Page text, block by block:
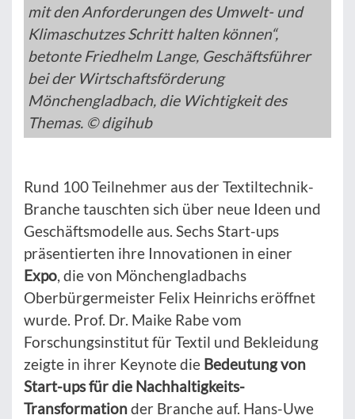
mit den Anforderungen des Umwelt- und
Klimaschutzes Schritt halten können“,
betonte Friedhelm Lange, Geschäftsführer
bei der Wirtschaftsförderung
Mönchengladbach, die Wichtigkeit des
Themas. © digihub
Rund 100 Teilnehmer aus der Textiltechnik-
Branche tauschten sich über neue Ideen und
Geschäftsmodelle aus. Sechs Start-ups
präsentierten ihre Innovationen in einer
Expo, die von Mönchengladbachs
Oberbürgermeister Felix Heinrichs eröffnet
wurde. Prof. Dr. Maike Rabe vom
Forschungsinstitut für Textil und Bekleidung
zeigte in ihrer Keynote die Bedeutung von
Start-ups für die Nachhaltigkeits-
Transformationder Branche auf. Hans-Uwe